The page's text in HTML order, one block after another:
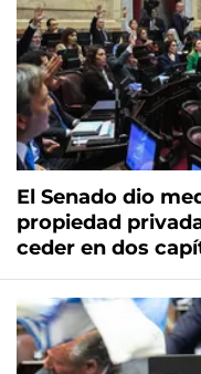
El Senado dio
propiedad
ceder en dos